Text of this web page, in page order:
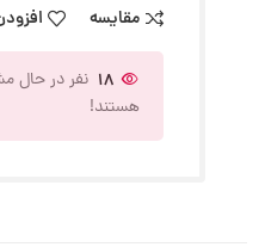
مقایسه
18 نفر در حال
هستند!